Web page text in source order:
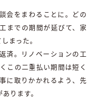
会をまわることに。どの
までの期間が延びて、家
まった。
済。リノベーションの工
この二重払い期間は短く
に取りかかれるよう、先
ります。